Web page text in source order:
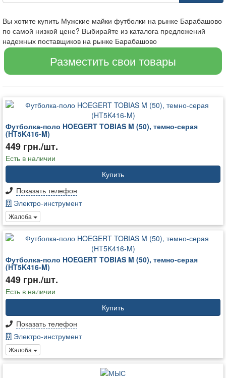
Вы хотите купить Мужские майки футболки на рынке Барабашово
по самой низкой цене? Выбирайте из каталога предложений
надежных поставщиков на рынке Барабашово
Разместить свои товары
Футболка-поло HOEGERT TOBIAS M (50), темно-серая
(HT5K416-M)
449 грн./шт.
Есть в наличии
Купить
Показать телефон
Электро-инструмент
Жалоба
Футболка-поло HOEGERT TOBIAS M (50), темно-серая
(HT5K416-M)
449 грн./шт.
Есть в наличии
Купить
Показать телефон
Электро-инструмент
Жалоба